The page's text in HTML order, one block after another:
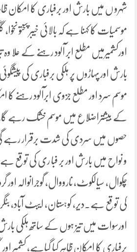
شہرو ں میں بارش اور برفباری کا امکان
موسمیات کا کہنا ہے کہ بالائی خیبر پختو
اورکشمیرمیں مطلع ابر آلود رہنے کے علا
بارش اور پہاڑوں پر ہلکی برفباری کی
موسم سرد اور مطلع جزوی ابرآلود رہنے
کے بیشتراضلاع میں موسم خشک رہے
حصوں میں سردی کی شدت برقرار رہے
و نواح میں بارش اور بر فبا ری کی توقع
چکوال، سیالکوٹ، نارووال، گوجرانوالہ
کی توقع ہے۔دیر، کوہستان، ایبٹ آباد،
اورسوات میں تیز ہوں کے ساتھ ہلکی بارش
برفباری کا امکان ظاہر کیا گیاہے، کشمیر